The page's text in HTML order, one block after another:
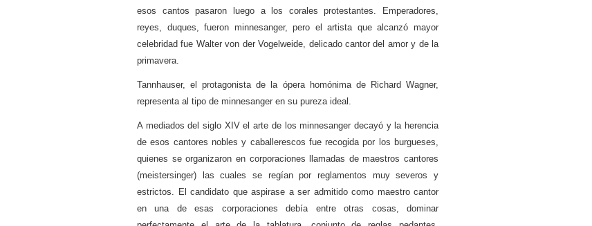
esos cantos pasaron luego a los corales protestantes. Emperadores,
reyes, duques, fueron minnesanger, pero el artista que alcanzó mayor
celebridad fue Walter von der Vogelweide, delicado cantor del amor y de la
primavera.
Tannhauser, el protagonista de la ópera homónima de Richard Wagner,
representa al tipo de minnesanger en su pureza ideal.
A mediados del siglo XIV el arte de los minnesanger decayó y la herencia
de esos cantores nobles y caballerescos fue recogida por los burgueses,
quienes se organizaron en corporaciones llamadas de maestros cantores
(meistersinger) las cuales se regían por reglamentos muy severos y
estrictos. El candidato que aspirase a ser admitido como maestro cantor
en una de esas corporaciones debía entre otras cosas, dominar